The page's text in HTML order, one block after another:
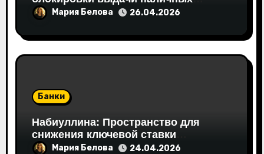
банкоматами
Мария Белова 26.04.2026
Банки
Набиуллина: Пространство для
снижения ключевой ставки
уменьшается
Мария Белова 24.04.2026